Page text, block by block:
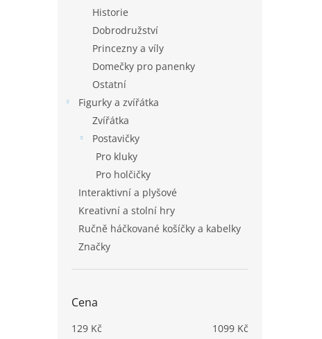
Historie
Dobrodružství
Princezny a víly
Domečky pro panenky
Ostatní
Figurky a zvířátka
Zvířátka
Postavičky
Pro kluky
Pro holčičky
Interaktivní a plyšové
Kreativní a stolní hry
Ručně háčkované košíčky a kabelky
Značky
Cena
129 Kč 1099 Kč